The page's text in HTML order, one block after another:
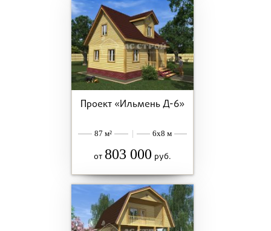
Проект «Ильмень Д-6»
87 м² 6x8 м
от 803 000 руб.